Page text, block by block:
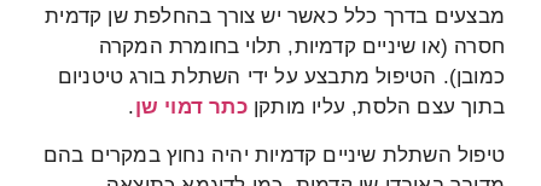
מבצעים בדרך כלל כאשר יש צורך בהחלפת שן קדמית
חסרה (או שיניים קדמיות, תלוי בחומרת המקרה
כמובן). הטיפול מתבצע על ידי השתלת בורג טיטניום
בתוך עצם הלסת, עליו מותקןכתר דמוי שן.
טיפול השתלת שיניים קדמיות יהיה נחוץ במקרים בהם